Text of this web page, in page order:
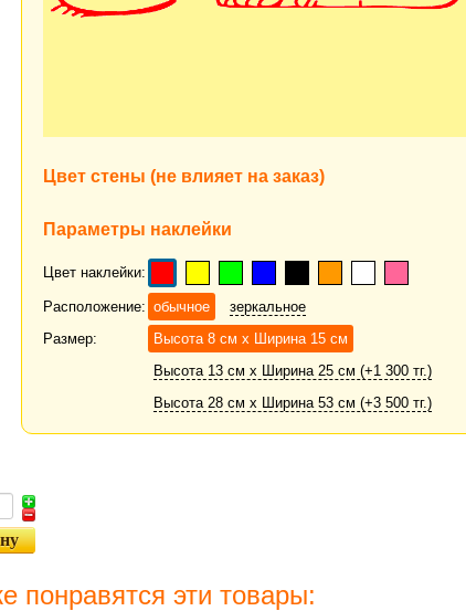
Цвет стены (не влияет на заказ)
Параметры наклейки
Цвет наклейки:
Расположение: обычное
зеркальное
Размер:
Высота 8 см х Ширина 15 см
Высота 13 см х Ширина 25 см (+1 300 тг.)
Высота 28 см х Ширина 53 см (+3 500 тг.)
понравятся эти товары: